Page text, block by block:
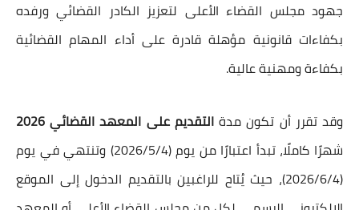
جهود مجلس القضاء الأعلى لتعزيز الكادر القضائي ورفده
بكفاءات قانونية مؤهلة قادرة على أداء المهام القضائية
بكفاءة ومهنية عالية.
وقد تقرر أن تكون مدةالتقديم على المعهد القضائي 2026
شهرًا كاملًا، تبدأ اعتبارًا من يوم (2026/5/4) وتنتهي في يوم
(2026/6/4)، حيث يُتاح للراغبين بالتقديم الدخول إلى الموقع